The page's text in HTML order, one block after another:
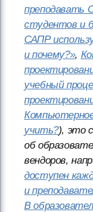
преподавать
студентов и
САПР
и почему?»,
учебный
учить?), это
об
вендоров,
доступен
и
В